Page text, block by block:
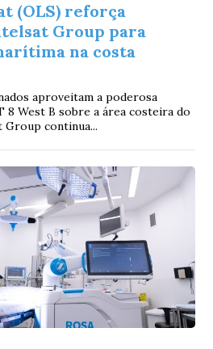
(OLS) reforça
Group para
na costa
aproveitam a poderosa
8 West B sobre a área costeira do
continua...